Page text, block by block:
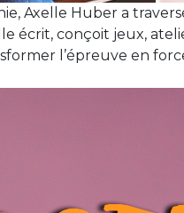
Axelle Huber a
écrit, conçoit jeux,
l’épreuve en